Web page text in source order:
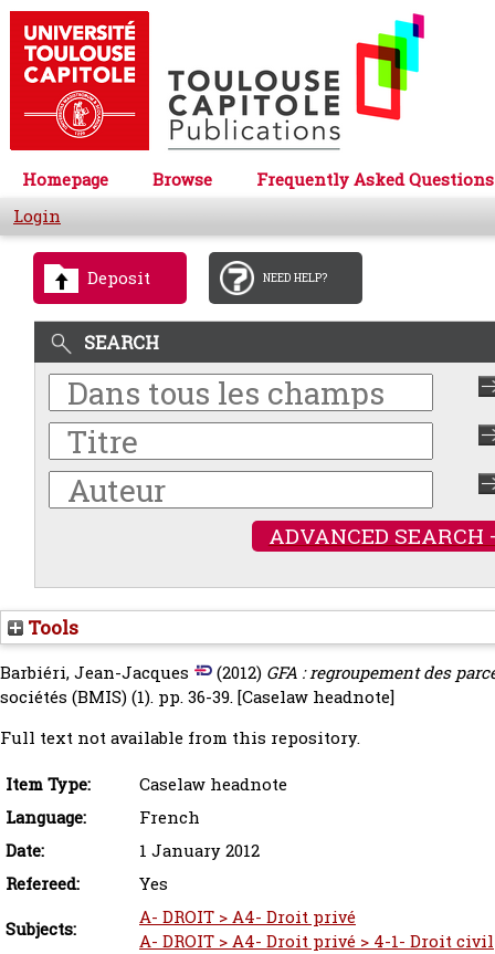
Homepage Browse
Frequently Asked Questions
Login
Deposit NEED HELP?
SEARCH
ADVANCED SEARCH
Tools
Barbiéri, Jean-Jacques (2012) GFA : regroupement des
sociétés (BMIS) (1). pp. 36-39.[Caselaw headnote]
Full text not available from this repository.
Item Type:
Caselaw headnote
Language:
French
Date:
1 January 2012
Refereed:
Yes
Subjects:
A- DROIT > A4- Droit privé
A- DROIT > A4- Droit privé > 4-1- Droit civil